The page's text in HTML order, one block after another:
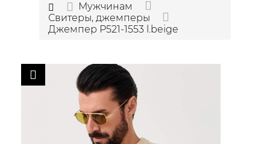
Мужчинам
Свитеры, джемперы
Джемпер P521-1553 l.beige